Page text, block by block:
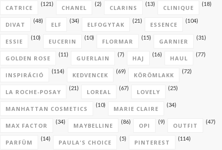
CATRICE
(121)
CHANEL
(2)
CLARINS
(13)
CLINIQUE
(18)
DIVAT
(48)
ELF
(34)
ELFOGYTAK
(21)
ESSENCE
(104)
ESSIE
(10)
EUCERIN
(10)
FLORMAR
(15)
GARNIER
(31)
GOLDEN ROSE
(11)
GUERLAIN
(7)
HAJ
(16)
HAUL
(77)
INSPIRÁCIÓ
(114)
KEDVENCEK
(69)
KÖRÖMLAKK
(72)
LA ROCHE-POSAY
(21)
LOREAL
(67)
LOVELY
(25)
MANHATTAN COSMETICS
(10)
MARIE CLAIRE
(34)
MAX FACTOR
(34)
MAYBELLINE
(86)
OPI
(9)
OUTFIT
(47)
PARFÜM
(14)
PAULA'S CHOICE
(5)
PINTEREST
(114)